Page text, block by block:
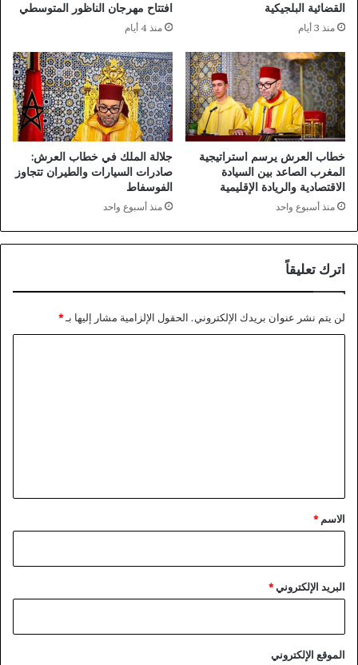
القضائية البلجيكية
منذ 3 أيام
افتتاح مهرجان الناظور المتوسطي
منذ 4 أيام
خطاب العرش يرسم استراتيجية
المغرب الصاعد بين السيادة
الاقتصادية والريادة الإقليمية
منذ أسبوع واحد
جلالة الملك في خطاب العرش:
صادرات السيارات والطيران تتجاوز
الفوسفاط
منذ أسبوع واحد
اترك تعليقاً
لن يتم نشر عنوان بريدك الإلكتروني. الحقول الإلزامية مشار إليها بـ*
*
الاسم *
البريد الإلكتروني*
الموقع الإلكتروني